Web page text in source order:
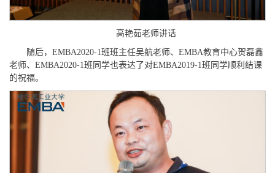
高艳茹老师讲话
随后，EMBA2020-1班班主任吴航老师、EMBA教育中心贺磊鑫
老师、EMBA2020-1班同学也表达了对EMBA2019-1班同学顺利结课
的祝福。